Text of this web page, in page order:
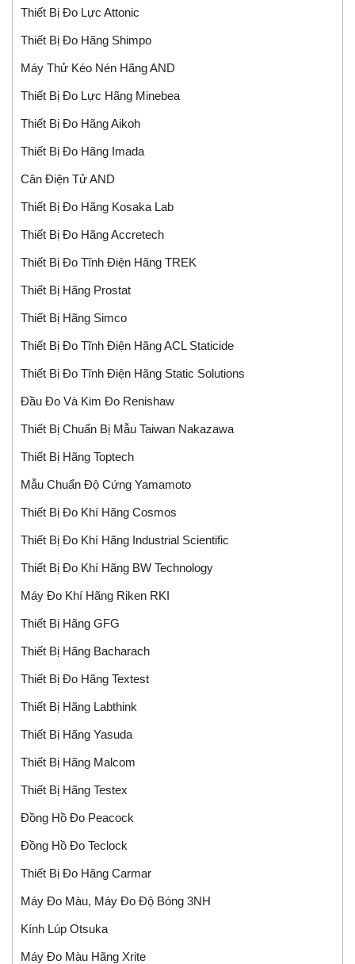
Thiết Bị Đo Lực Attonic
Thiết Bị Đo Hãng Shimpo
Máy Thử Kéo Nén Hãng AND
Thiết Bị Đo Lực Hãng Minebea
Thiết Bị Đo Hãng Aikoh
Thiết Bị Đo Hãng Imada
Cân Điện Tử AND
Thiết Bị Đo Hãng Kosaka Lab
Thiết Bị Đo Hãng Accretech
Thiết Bị Đo Tĩnh Điện Hãng TREK
Thiết Bị Hãng Prostat
Thiết Bị Hãng Simco
Thiết Bị Đo Tĩnh Điện Hãng ACL Staticide
Thiết Bị Đo Tĩnh Điện Hãng Static Solutions
Đầu Đo Và Kim Đo Renishaw
Thiết Bị Chuẩn Bị Mẫu Taiwan Nakazawa
Thiết Bị Hãng Toptech
Mẫu Chuẩn Độ Cứng Yamamoto
Thiết Bị Đo Khí Hãng Cosmos
Thiết Bị Đo Khí Hãng Industrial Scientific
Thiết Bị Đo Khí Hãng BW Technology
Máy Đo Khí Hãng Riken RKI
Thiết Bị Hãng GFG
Thiết Bị Hãng Bacharach
Thiết Bị Đo Hãng Textest
Thiết Bị Hãng Labthink
Thiết Bị Hãng Yasuda
Thiết Bị Hãng Malcom
Thiết Bị Hãng Testex
Đồng Hồ Đo Peacock
Đồng Hồ Đo Teclock
Thiết Bị Đo Hãng Carmar
Máy Đo Màu, Máy Đo Độ Bóng 3NH
Kính Lúp Otsuka
Máy Đo Màu Hãng Xrite